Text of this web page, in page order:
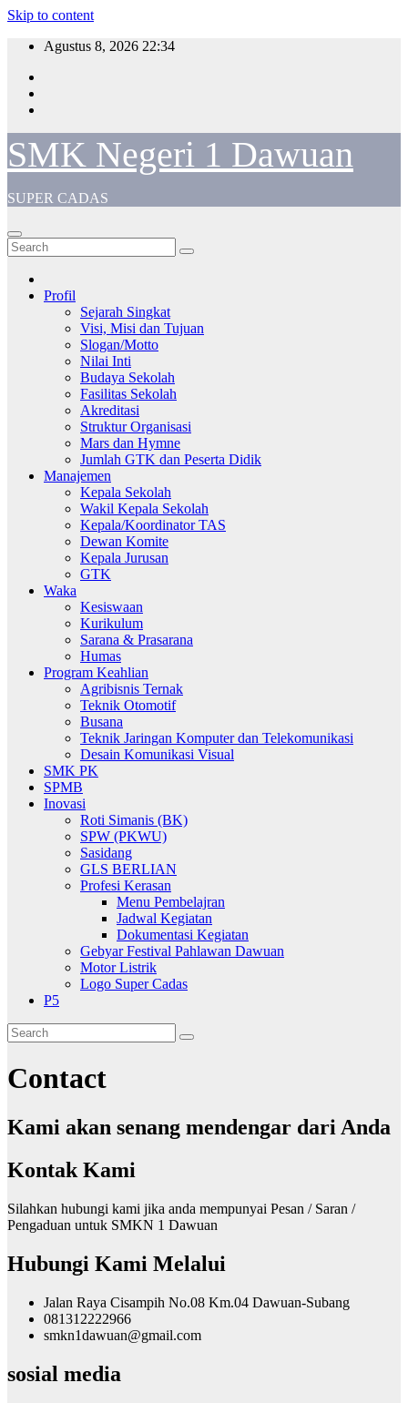
Skip to content
Agustus 8, 2026 22:34
SMK Negeri 1 Dawuan
SUPER CADAS
Profil
Sejarah Singkat
Visi, Misi dan Tujuan
Slogan/Motto
Nilai Inti
Budaya Sekolah
Fasilitas Sekolah
Akreditasi
Struktur Organisasi
Mars dan Hymne
Jumlah GTK dan Peserta Didik
Manajemen
Kepala Sekolah
Wakil Kepala Sekolah
Kepala/Koordinator TAS
Dewan Komite
Kepala Jurusan
GTK
Waka
Kesiswaan
Kurikulum
Sarana & Prasarana
Humas
Program Keahlian
Agribisnis Ternak
Teknik Otomotif
Busana
Teknik Jaringan Komputer dan Telekomunikasi
Desain Komunikasi Visual
SMK PK
SPMB
Inovasi
Roti Simanis (BK)
SPW (PKWU)
Sasidang
GLS BERLIAN
Profesi Kerasan
Menu Pembelajran
Jadwal Kegiatan
Dokumentasi Kegiatan
Gebyar Festival Pahlawan Dawuan
Motor Listrik
Logo Super Cadas
P5
Contact
Kami akan senang mendengar dari Anda
Kontak Kami
Silahkan hubungi kami jika anda mempunyai Pesan / Saran /
Pengaduan untuk SMKN 1 Dawuan
Hubungi Kami Melalui
Jalan Raya Cisampih No.08 Km.04 Dawuan-Subang
081312222966
smkn1dawuan@gmail.com
sosial media